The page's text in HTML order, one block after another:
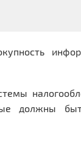
должны